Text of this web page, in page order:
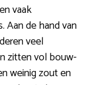
vaak
Aan de hand van
veel
zitten vol bouw-
weinig zout en